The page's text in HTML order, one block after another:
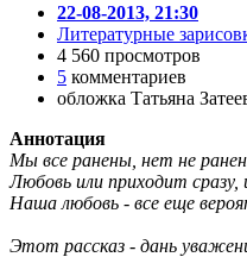
22-08-2013, 21:30
Литературные
4 560 просмотров
5 комментариев
обложка Татьяна
Аннотация
Мы все ранены, нет не
Любовь или приходит сразу,
Наша любовь - все еще
Этот рассказ - дань